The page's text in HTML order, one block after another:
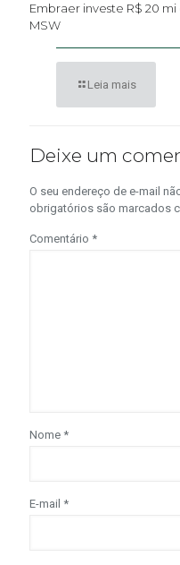
Embraer investe R$ 20
MSW
Leia mais
Deixe um
O seu endereço de e-mail
obrigatórios são marcados
Comentário *
Nome *
E-mail *